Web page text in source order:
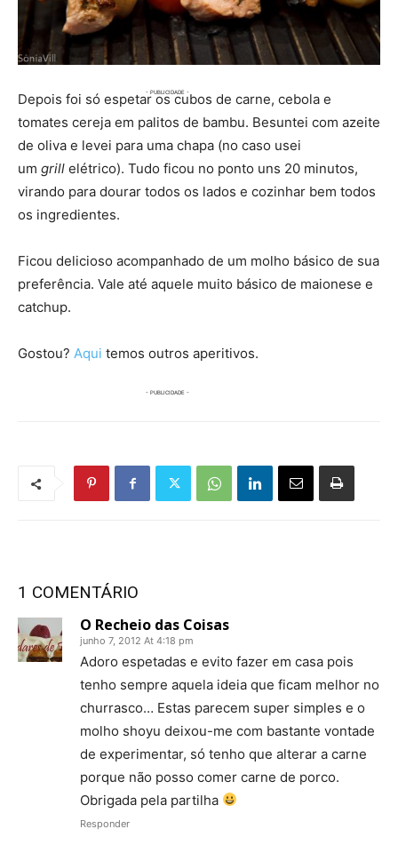
Depois foi só espetar os cubos de carne, cebola e
tomates cereja em palitos de bambu. Besuntei com azeite
de oliva e levei para uma chapa (no caso usei
um grill elétrico). Tudo ficou no ponto uns 20 minutos,
virando para dourar todos os lados e cozinhar bem todos
os ingredientes.
Ficou delicioso acompanhado de um molho básico de sua
preferência. Vale até aquele muito básico de maionese e
catchup.
Gostou? Aqui temos outros aperitivos.
1 COMENTÁRIO
O Recheio das Coisas
junho 7, 2012 At 4:18 pm
Adoro espetadas e evito fazer em casa pois
tenho sempre aquela ideia que ficam melhor no
churrasco… Estas parecem super simples e o
molho shoyu deixou-me com bastante vontade
de experimentar, só tenho que alterar a carne
porque não posso comer carne de porco.
Obrigada pela partilha
Responder